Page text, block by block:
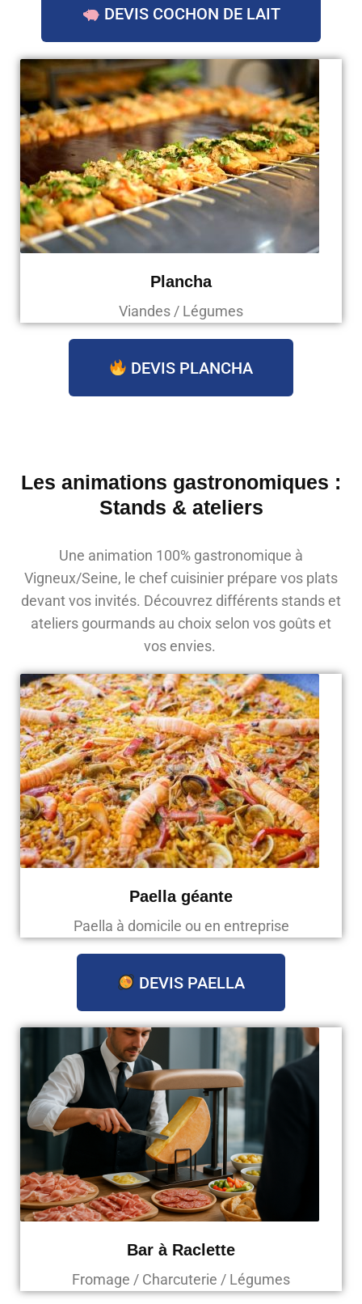
DEVIS COCHON DE LAIT
Plancha
Viandes / Légumes
DEVIS PLANCHA
Les animations gastronomiques :
Stands & ateliers
Une animation 100% gastronomique à
Vigneux/Seine, le chef cuisinier prépare vos plats
devant vos invités. Découvrez différents stands et
ateliers gourmands au choix selon vos goûts et
vos envies.
Paella géante
Paella à domicile ou en entreprise
DEVIS PAELLA
Bar à Raclette
Fromage / Charcuterie / Légumes